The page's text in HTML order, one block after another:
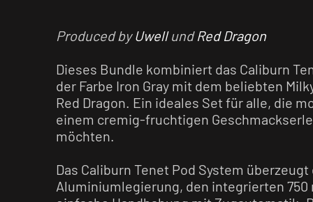
Produced byUwellundRed Dragon
Dieses Bundle kombiniert das Caliburn
der Farbe Iron Gray mit dem beliebten
Red Dragon. Ein ideales Set für alle, die
einem cremig-fruchtigen
möchten.
Das Caliburn Tenet Pod System
Aluminiumlegierung, den integrierten 750